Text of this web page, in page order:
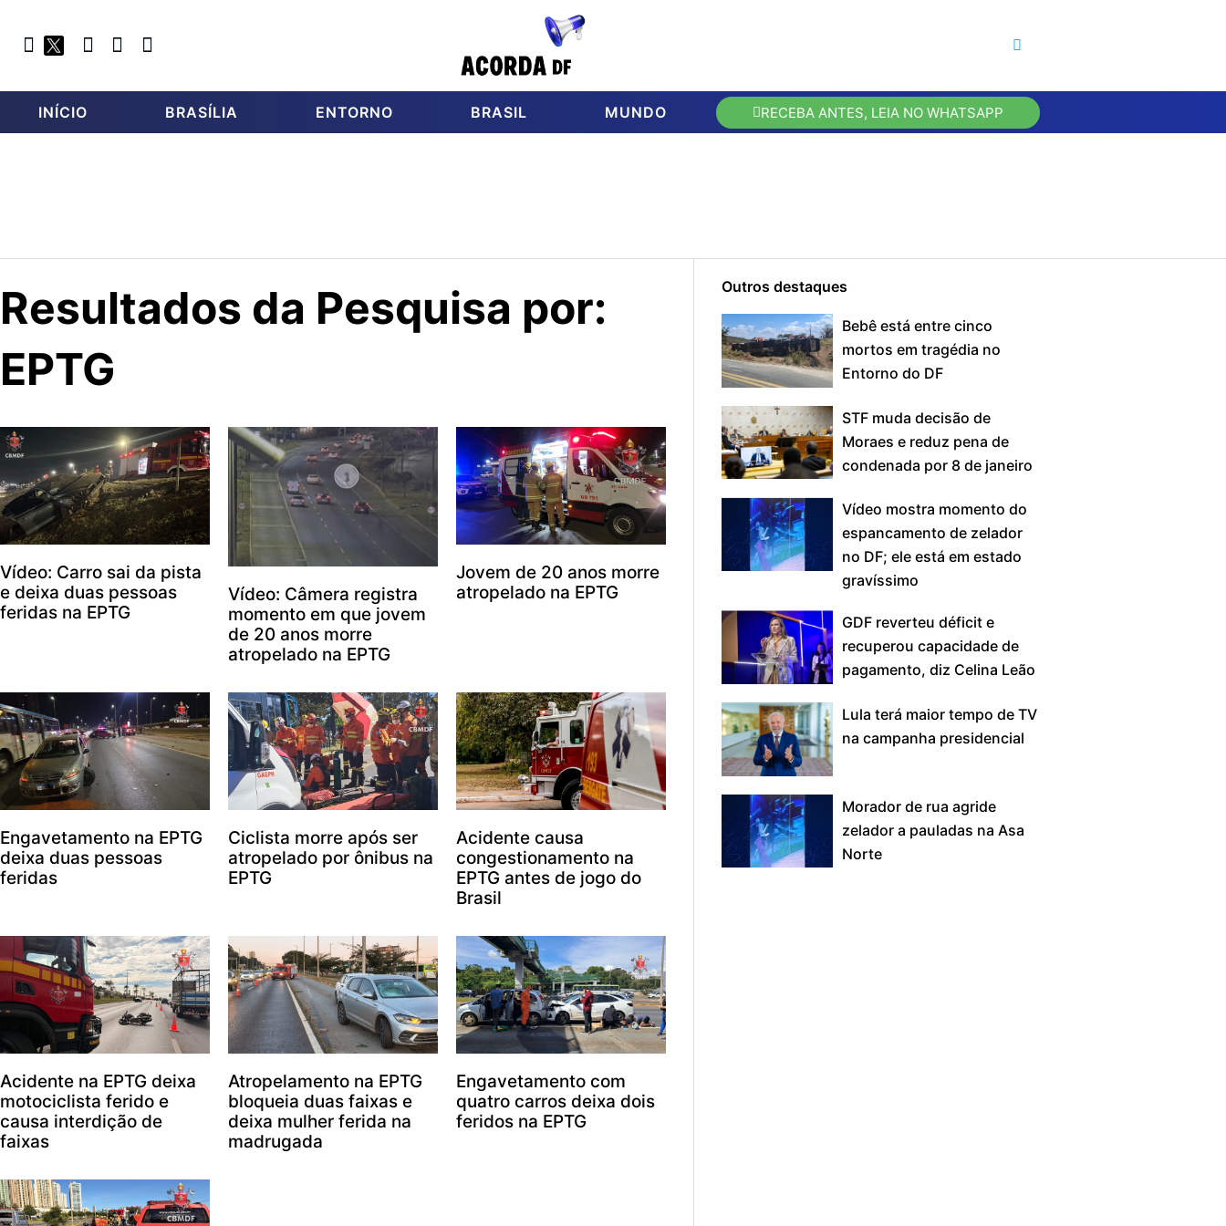
INÍCIO BRASÍLIA ENTORNO BRASIL MUNDO RECEBA ANTES, LEIA NO WHATSAPP
Resultados da Pesquisa por:
EPTG
Vídeo: Carro sai da pista
e deixa duas pessoas
feridas na EPTG
Vídeo: Câmera registra
momento em que jovem
de 20 anos morre
atropelado na EPTG
Jovem de 20 anos morre
atropelado na EPTG
Engavetamento na EPTG
deixa duas pessoas
feridas
Ciclista morre após ser
atropelado por ônibus na
EPTG
Acidente causa
congestionamento na
EPTG antes de jogo do
Brasil
Acidente na EPTG deixa
motociclista ferido e
causa interdição de
faixas
Atropelamento na EPTG
bloqueia duas faixas e
deixa mulher ferida na
madrugada
Engavetamento com
quatro carros deixa dois
feridos na EPTG
Outros destaques
Bebê está entre cinco
mortos em tragédia no
Entorno do DF
STF muda decisão de
Moraes e reduz pena de
condenada por 8 de janeiro
Vídeo mostra momento do
espancamento de zelador
no DF; ele está em estado
gravíssimo
GDF reverteu déficit e
recuperou capacidade de
pagamento, diz Celina Leão
Lula terá maior tempo de TV
na campanha presidencial
Morador de rua agride
zelador a pauladas na Asa
Norte